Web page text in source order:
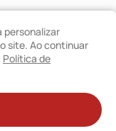
personalizar
site. Ao continuar
Política de